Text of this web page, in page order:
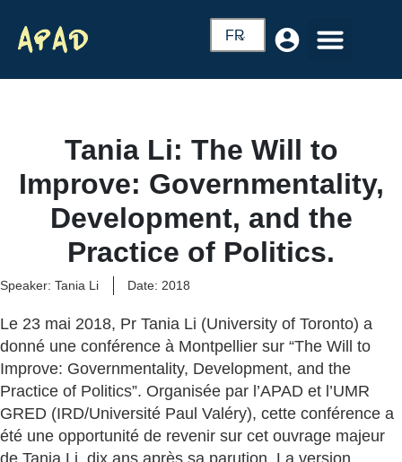
FR
Tania Li: The Will to
Improve: Governmentality,
Development, and the
Practice of Politics.
Speaker: Tania Li Date: 2018
Le 23 mai 2018, Pr Tania Li (University of Toronto) a
donné une conférence à Montpellier sur “The Will to
Improve: Governmentality, Development, and the
Practice of Politics”. Organisée par l’APAD et l’UMR
GRED (IRD/Université Paul Valéry), cette conférence a
été une opportunité de revenir sur cet ouvrage majeur
de Tania Li, dix ans après sa parution. La version